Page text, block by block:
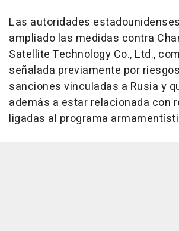
Las autoridades
ampliado las medidas contra
Satellite Technology Co., Ltd.,
señalada previamente por
sanciones vinculadas a Rusia y
además a estar relacionada con
ligadas al programa